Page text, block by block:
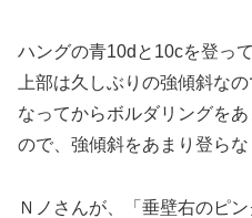
ハングの青10dと10cを登っ
上部は久しぶりの強傾斜な
なってからボルダリングを
ので、強傾斜をあまり登らな
Ｎノさんが、「垂壁右のピ